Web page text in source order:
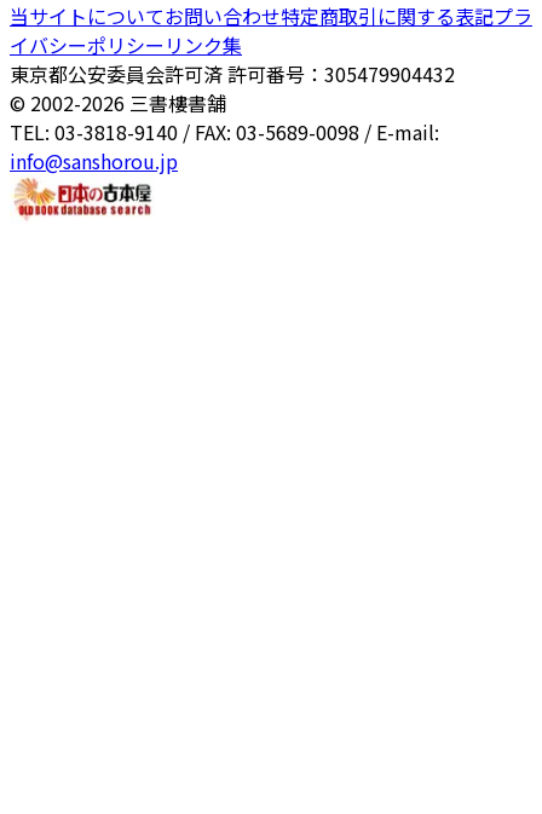
当サイトについてお問い合わせ特定商取引に関する表記プラ
イバシーポリシー リンク集
東京都公安委員会許可済 許可番号：305479904432
© 2002-2026 三書樓書舗
TEL: 03-3818-9140 / FAX: 03-5689-0098 / E-mail:
info@sanshorou.jp